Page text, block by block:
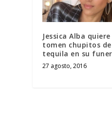
Jessica Alba
tomen chupitos de
tequila en su
27 agosto, 2016